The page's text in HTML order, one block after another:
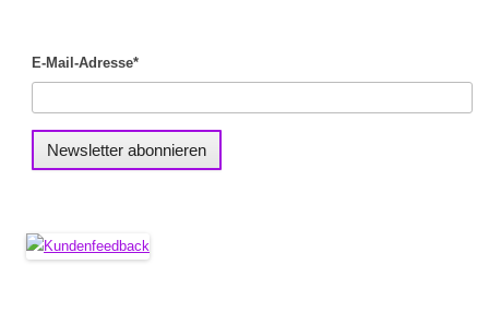
E-Mail-Adresse*